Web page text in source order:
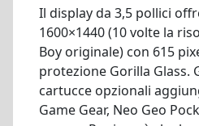
Il display da 3,5 pollici
1600×1440 (10 volte la
Boy originale) con 615
protezione Gorilla Glass.
cartucce opzionali
Game Gear, Neo Geo